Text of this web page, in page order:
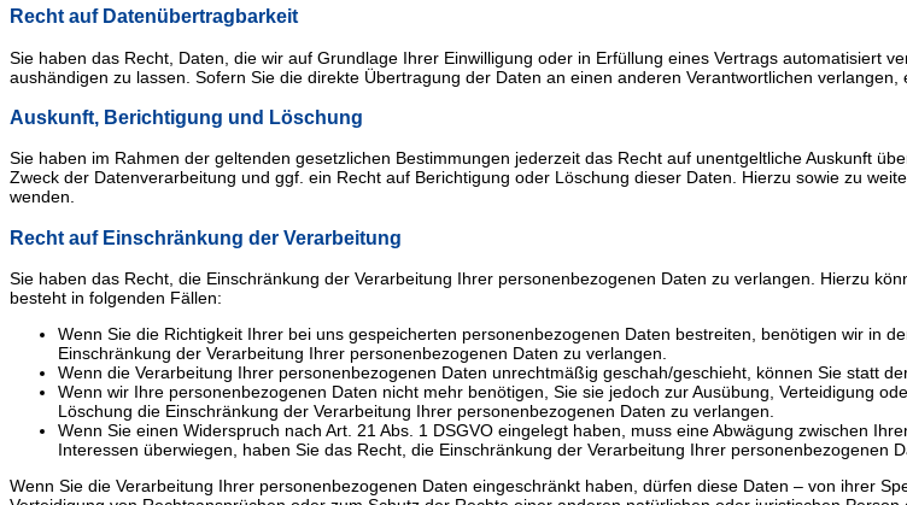
Recht auf Daten­übertrag­barkeit
Sie haben das Recht, Daten, die wir auf Grundlage Ihrer Einwilligung oder in Erfüllung eines Vertrags automatisiert
aushändigen zu lassen. Sofern Sie die direkte Übertragung der Daten an einen anderen Verantwortlichen verlangen,
Auskunft, Berichtigung und Löschung
Sie haben im Rahmen der geltenden gesetzlichen Bestimmungen jederzeit das Recht auf unentgeltliche Auskunft
Zweck der Datenverarbeitung und ggf. ein Recht auf Berichtigung oder Löschung dieser Daten. Hierzu sowie zu
wenden.
Recht auf Einschränkung der Verarbeitung
Sie haben das Recht, die Einschränkung der Verarbeitung Ihrer personenbezogenen Daten zu verlangen. Hierzu
besteht in folgenden Fällen:
Wenn Sie die Richtigkeit Ihrer bei uns gespeicherten personenbezogenen Daten bestreiten, benötigen wir in
Einschränkung der Verarbeitung Ihrer personenbezogenen Daten zu verlangen.
Wenn die Verarbeitung Ihrer personenbezogenen Daten unrechtmäßig geschah/geschieht, können Sie statt
Wenn wir Ihre personenbezogenen Daten nicht mehr benötigen, Sie sie jedoch zur Ausübung, Verteidigung
Löschung die Einschränkung der Verarbeitung Ihrer personenbezogenen Daten zu verlangen.
Wenn Sie einen Widerspruch nach Art. 21 Abs. 1 DSGVO eingelegt haben, muss eine Abwägung zwischen
Interessen überwiegen, haben Sie das Recht, die Einschränkung der Verarbeitung Ihrer personenbezogenen
Wenn Sie die Verarbeitung Ihrer personenbezogenen Daten eingeschränkt haben, dürfen diese Daten – von ihrer